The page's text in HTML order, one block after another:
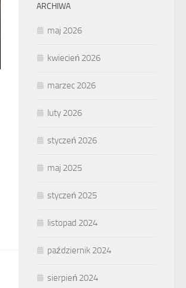
ARCHIWA
maj 2026
kwiecień 2026
marzec 2026
luty 2026
styczeń 2026
maj 2025
styczeń 2025
listopad 2024
październik 2024
sierpień 2024